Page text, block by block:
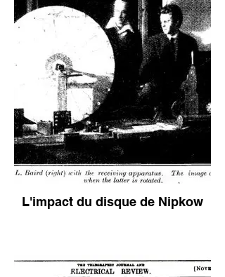
L'impact du disque de Nipkow